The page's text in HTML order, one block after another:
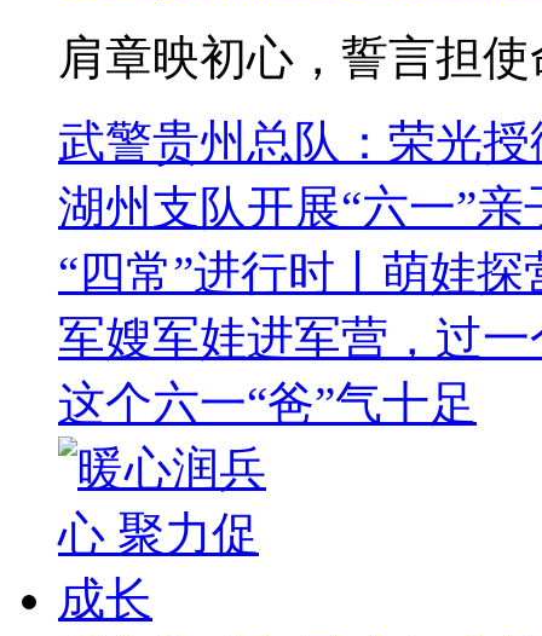
肩章映初心，誓言担
武警贵州总队：荣光
湖州支队开展“六一”
“四常”进行时丨萌娃探
军嫂军娃进军营，过
这个六一“爸”气十足